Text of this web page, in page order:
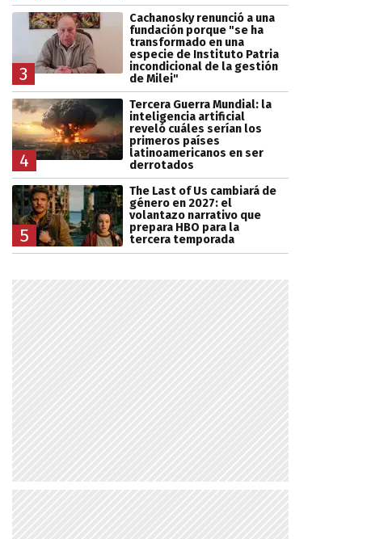
3
Cachanosky renunció a una
fundación porque "se ha
transformado en una
especie de Instituto Patria
incondicional de la gestión
de Milei"
4
Tercera Guerra Mundial: la
inteligencia artificial
reveló cuáles serían los
primeros países
latinoamericanos en ser
derrotados
5
The Last of Us cambiará de
género en 2027: el
volantazo narrativo que
prepara HBO para la
tercera temporada